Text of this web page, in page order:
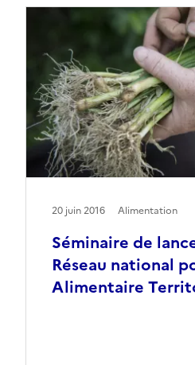
Séminaire de
Réseau national
Alimentaire
20 juin 2016 Alimentation